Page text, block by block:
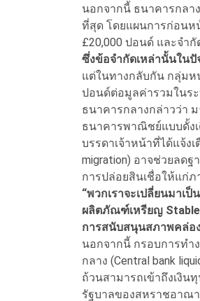
นอกจากนี้ ธนาคารกลา
ที่สุด โดยแผนการก่อนห
£20,000 ปอนด์ และจำ
ซึ่งข้อจำกัดเหล่านั้นในปั
แต่ในทางกลับกัน กลุ่มห
ปอนด์ต่อมูลค่ารวมในร
ธนาคารกลางกล่าวว่า
ธนาคารพาณิชย์แบบดั้งเ
บรรดาเจ้าหน้าที่ได้แจ้ง
migration) อาจช่วยลด
การปล่อยสินเชื่อให้แก่
“พวกเราจะเปลี่ยนมาเ
ผลิตภัณฑ์เหรียญ
การสนับสนุนสภาพคล่อ
นอกจากนี้ กรอบการทำ
กลาง (Central bank
ถ้วนสามารถเข้าถึงเงิน
รัฐบาลของสหราชอาณ